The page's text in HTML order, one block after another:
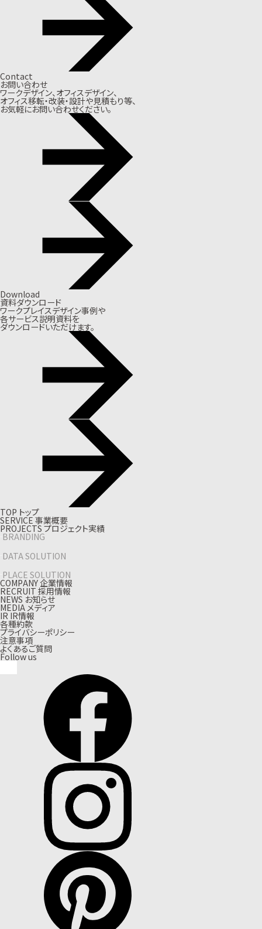
Contact
お問い合わせ
ワークデザイン、オフィスデザイン、
オフィス移転・改装・設計や見積もり等、
お気軽にお問い合わせください。
Download
資料ダウンロード
ワークプレイスデザイン事例や
各サービス説明資料を
ダウンロードいただけます。
TOP トップ
SERVICE 事業概要
PROJECTS プロジェクト実績
BRANDING
DATA SOLUTION
PLACE SOLUTION
COMPANY企業情報
RECRUIT 採用情報
NEWS お知らせ
MEDIA メディア
IR IR情報
各種約款
プライバシーポリシー
注意事項
よくあるご質問
Follow us